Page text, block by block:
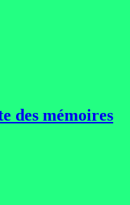
des mémoires